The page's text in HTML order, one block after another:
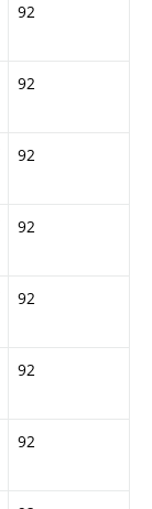
92
92
92
92
92
92
92